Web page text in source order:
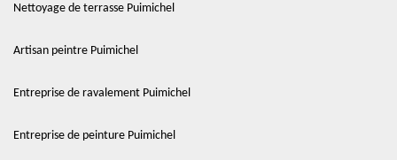
Nettoyage de terrasse Puimichel
Artisan peintre Puimichel
Entreprise de ravalement Puimichel
Entreprise de peinture Puimichel